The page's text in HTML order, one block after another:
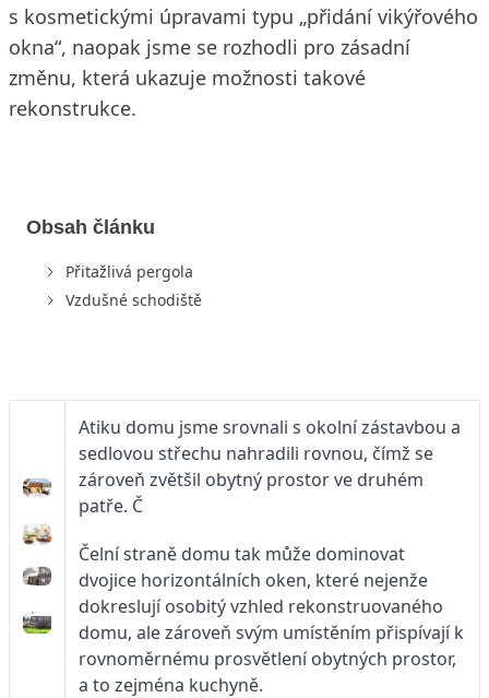
s kosmetickými úpravami typu „přidání vikýřového
okna“, naopak jsme se rozhodli pro zásadní
změnu, která ukazuje možnosti takové
rekonstrukce.
Obsah článku
Přitažlivá pergola
Vzdušné schodiště
Atiku domu jsme srovnali s okolní zástavbou a
sedlovou střechu nahradili rovnou, čímž se
zároveň zvětšil obytný prostor ve druhém
patře. Č
Čelní straně domu tak může dominovat
dvojice horizontálních oken, které nejenže
dokreslují osobitý vzhled rekonstruovaného
domu, ale zároveň svým umístěním přispívají k
rovnoměrnému prosvětlení obytných prostor,
a to zejména kuchyně.